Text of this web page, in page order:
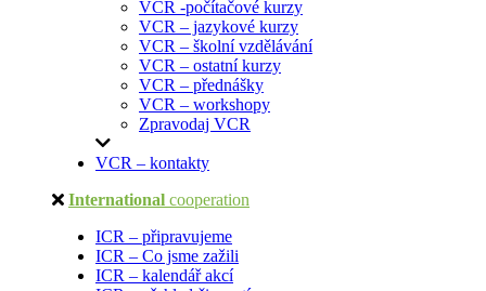
VCR -počítačové kurzy
VCR – jazykové kurzy
VCR – školní vzdělávání
VCR – ostatní kurzy
VCR – přednášky
VCR – workshopy
Zpravodaj VCR
VCR – kontakty
International cooperation
ICR – připravujeme
ICR – Co jsme zažili
ICR – kalendář akcí